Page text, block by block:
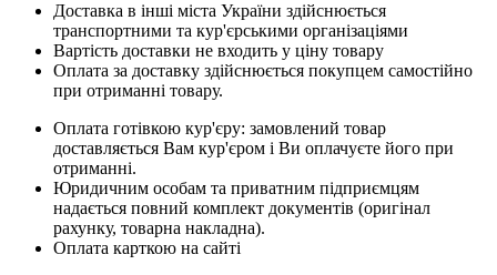
Доставка в інші міста України здійснюється
транспортними та кур'єрськими організаціями
Вартість доставки не входить у ціну товару
Оплата за доставку здійснюється покупцем самостійно
при отриманні товару.
Оплата готівкою кур'єру: замовлений товар
доставляється Вам кур'єром і Ви оплачуєте його при
отриманні.
Юридичним особам та приватним підприємцям
надається повний комплект документів (оригінал
рахунку, товарна накладна).
Оплата карткою на сайті